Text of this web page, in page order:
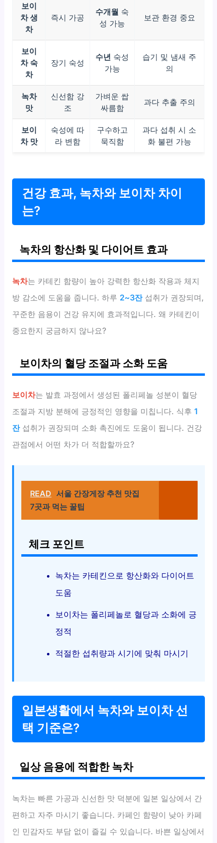
보이
차 생
차
즉시 가공
수개월 숙
성 가능
보관 환경 중요
보이
차 숙
차
장기 숙성
수년 숙성
가능
습기 및 냄새 주
의
녹차
맛
신선함 강
조
가벼운 쌉
싸름함
과다 추출 주의
보이
차 맛
숙성에 따
라 변함
구수하고
묵직함
과다 섭취 시 소
화 불편 가능
건강 효과, 녹차와 보이차 차이
는?
녹차의 항산화 및 다이어트 효과
녹차는 카테킨 함량이 높아 강력한 항산화 작용과 체지
방 감소에 도움을 줍니다. 하루 2~3잔섭취가 권장되며,
꾸준한 음용이 건강 유지에 효과적입니다. 왜 카테킨이
중요한지 궁금하지 않나요?
보이차의 혈당 조절과 소화 도움
보이차는 발효 과정에서 생성된 폴리페놀 성분이 혈당
조절과 지방 분해에 긍정적인 영향을 미칩니다. 식후1
잔섭취가 권장되며 소화 촉진에도 도움이 됩니다. 건강
관점에서 어떤 차가 더 적합할까요?
READ 서울 간장게장 추천 맛집
7곳과 먹는 꿀팁
체크 포인트
녹차는 카테킨으로 항산화와 다이어트
도움
보이차는 폴리페놀로 혈당과 소화에 긍
정적
적절한 섭취량과 시기에 맞춰 마시기
일본생활에서 녹차와 보이차 선
택 기준은?
일상 음용에 적합한 녹차
녹차는 빠른 가공과 신선한 맛 덕분에 일본 일상에서 간
편하고 자주 마시기 좋습니다. 카페인 함량이 낮아 카페
인 민감자도 부담 없이 즐길 수 있습니다. 바쁜 일상에서